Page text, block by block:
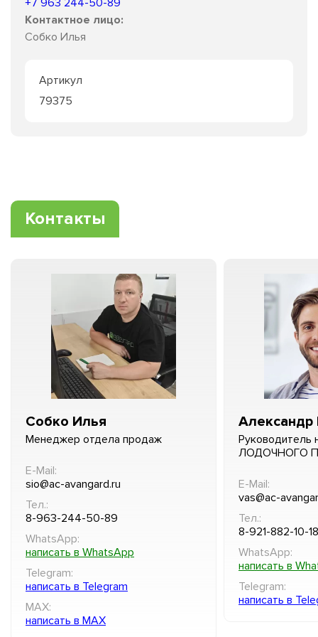
Контактное лицо:
Собко Илья
Артикул
79375
Контакты
Собко Илья
Менеджер отдела продаж
E-Mail:
sio@ac-avangard.ru
Тел.:
8-963-244-50-89
WhatsApp:
написать в WhatsApp
Telegram:
написать в Telegram
MAX:
написать в MAX
Александр
Руководитель
ЛОДОЧНОГО
E-Mail:
vas@ac-
Тел.:
8-921-882-10-18
WhatsApp:
написать в
Telegram:
написать в